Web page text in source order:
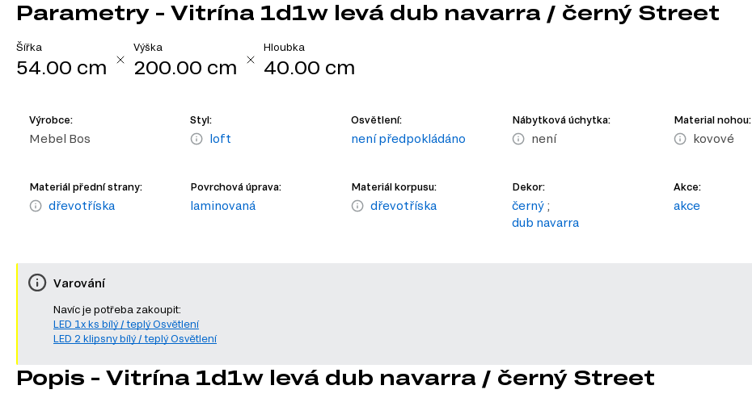
Parametry - Vitrína 1d1w levá dub navarra / černý Street
Šířka
54.00 cm
Výška
200.00 cm
Hloubka
40.00 cm
Výrobce:
Mebel Bos
Styl:
loft
Osvětlení:
není předpokládáno
Nábytková úchytka:
není
Material nohou:
kovové
Materiál přední strany:
dřevotříska
Povrchová úprava:
laminovaná
Materiál korpusu:
dřevotříska
Dekor:
černý ;
dub navarra
Akce:
akce
Varování
Navíc je potřeba zakoupit:
LED 1x ks bílý / teplý Osvětlení
LED 2 klipsny bílý / teplý Osvětlení
Popis - Vitrína 1d1w levá dub navarra / černý Street